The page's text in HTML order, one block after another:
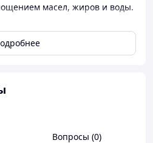
масел, жиров и воды.
с моющими средствами,
для уборки в
офисах,
в автомобильном сервисе,
Вопросы (0)